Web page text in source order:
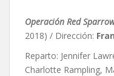
Operación Red
2018) / Dirección:
Reparto: Jennifer
Charlotte Rampling,